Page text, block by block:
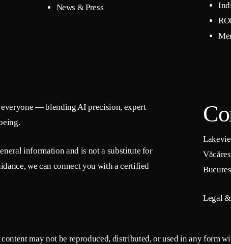
News & Press
— blending AI precision, expert
information and is not a substitute for
we can connect you with a certified
Legal
may not be reproduced, distributed, or used in any form